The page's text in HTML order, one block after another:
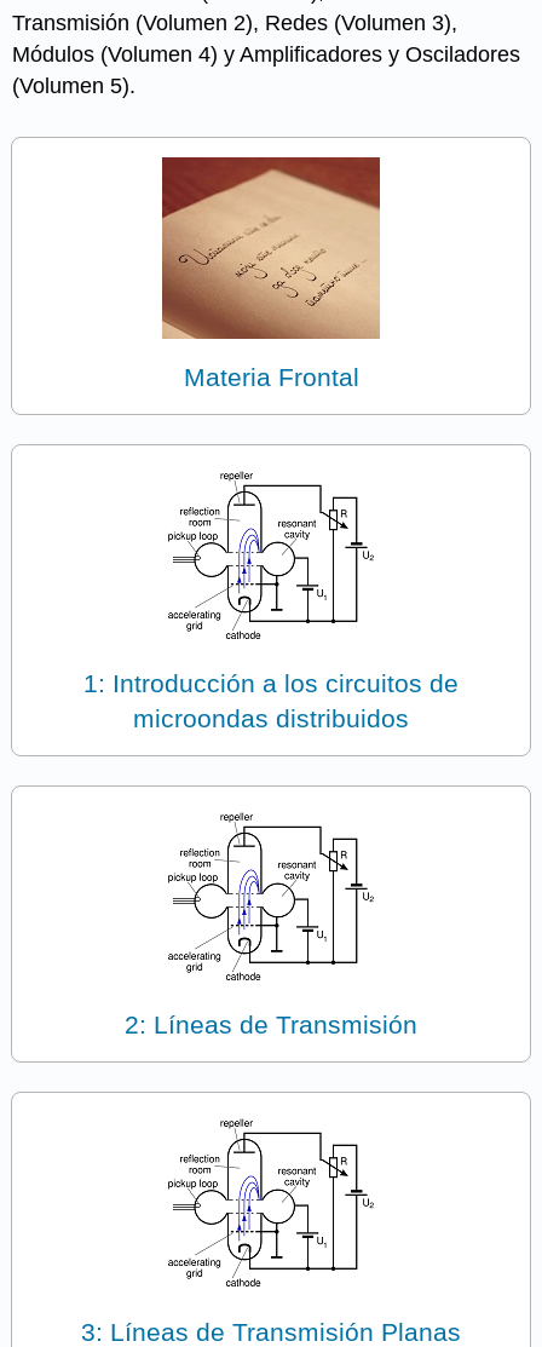
Transmisión (Volumen 2), Redes (Volumen 3),
Módulos (Volumen 4) y Amplificadores y Osciladores
(Volumen 5).
Materia Frontal
1: Introducción a los circuitos de
microondas distribuidos
2: Líneas de Transmisión
3: Líneas de Transmisión Planas